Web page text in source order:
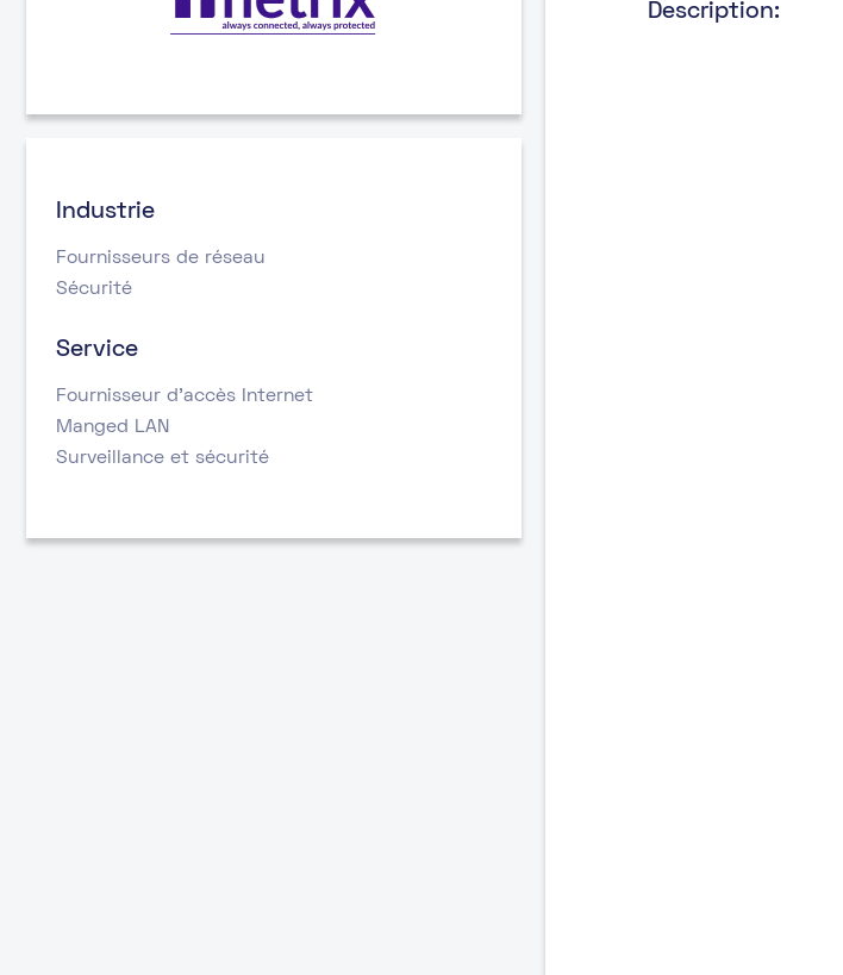
Industrie
Fournisseurs de réseau
Sécurité
Service
Fournisseur d’accès Internet
Manged LAN
Surveillance et sécurité
Description: